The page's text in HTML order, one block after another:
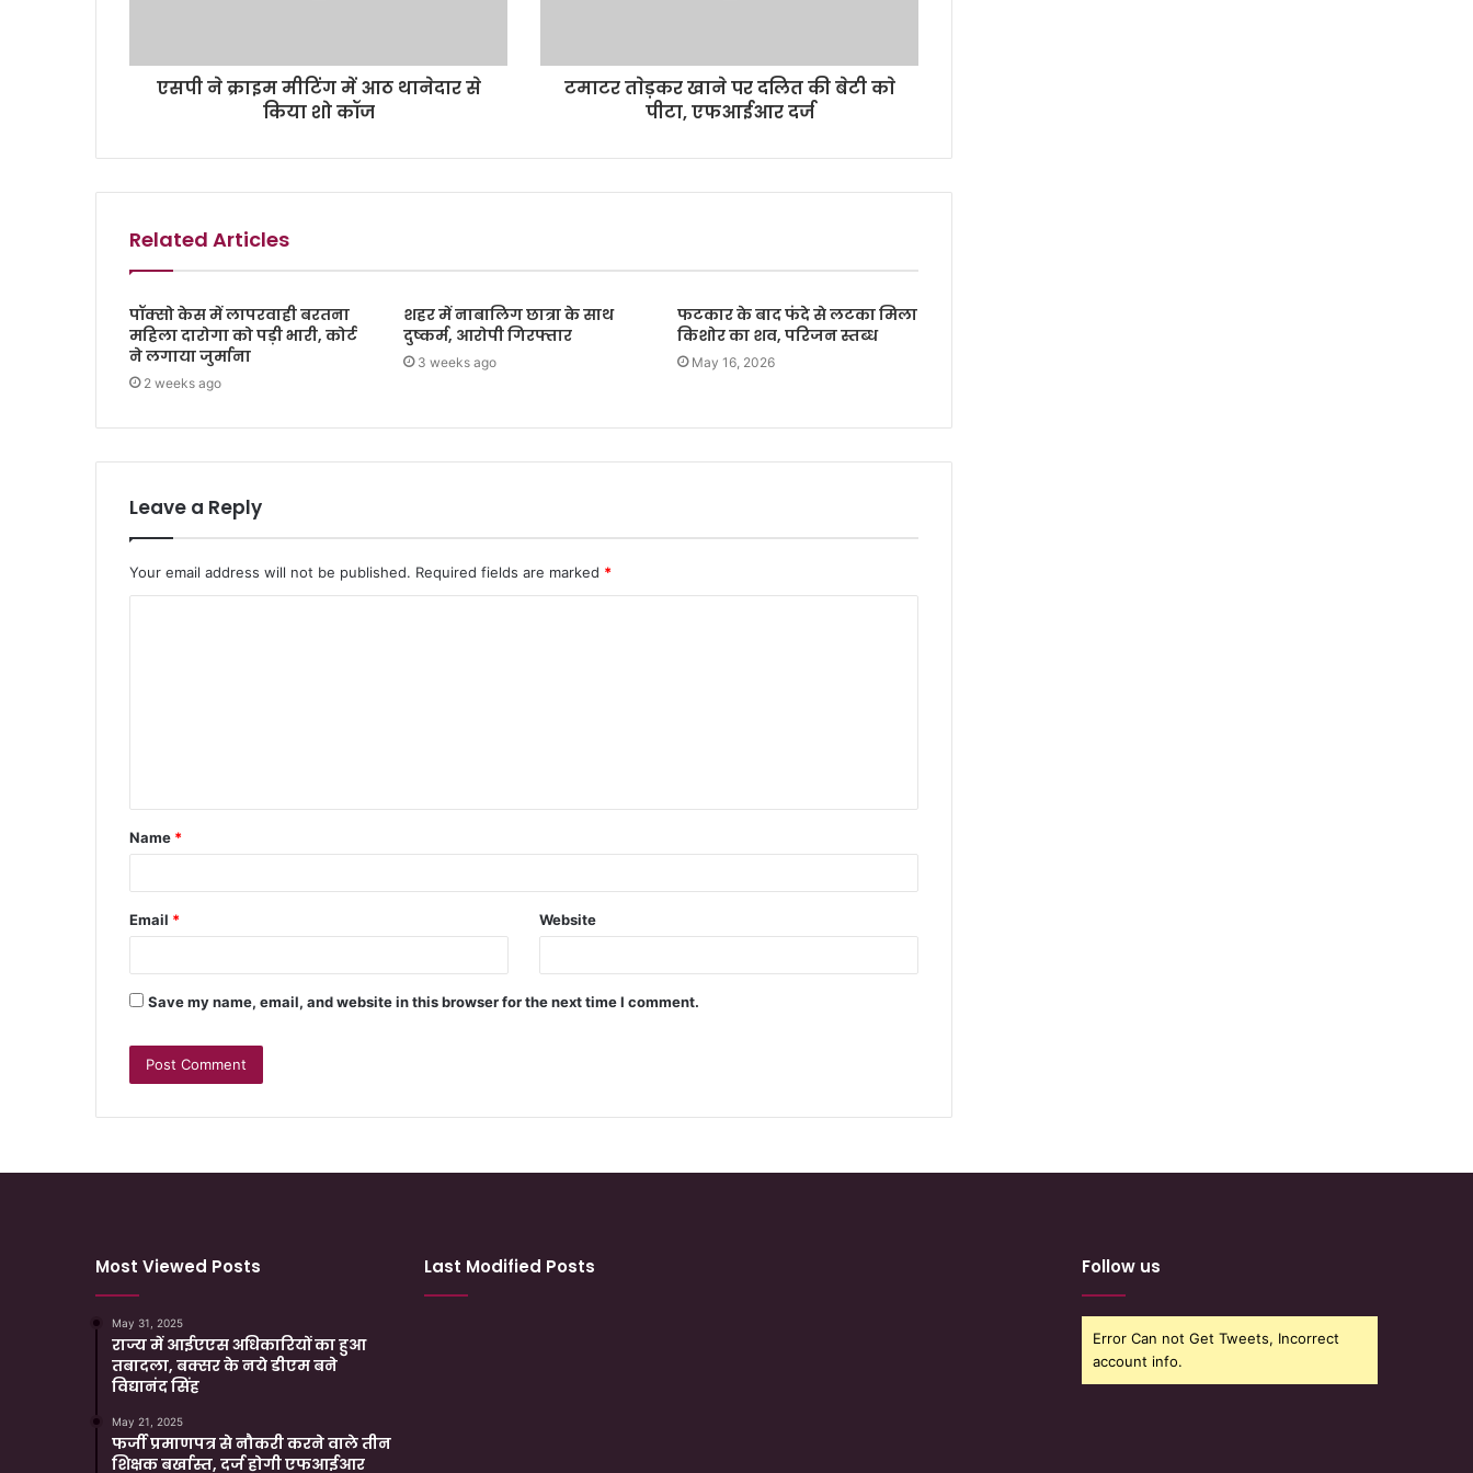
एसपी ने क्राइम मीटिंग में आठ थानेदार से
किया शो कॉज
टमाटर ताेड़कर खाने पर दलित की बेटी काे
पीटा, एफआईआर दर्ज
Related Articles
पॉक्सो केस में लापरवाही बरतना
महिला दारोगा को पड़ी भारी, कोर्ट
ने लगाया जुर्माना
2 weeks ago
शहर में नाबालिग छात्रा के साथ
दुष्कर्म, आरोपी गिरफ्तार
3 weeks ago
फटकार के बाद फंदे से लटका मिला
किशोर का शव, परिजन स्तब्ध
May 16, 2026
Leave a Reply
Your email address will not be published. Required fields are marked *
Name *
Email * Website
Save my name, email, and website in this browser for the next time I comment.
Most Viewed Posts
May 31, 2025
राज्य में आईएएस अधिकारियों का हुआ
तबादला, बक्सर के नये डीएम बने
विद्यानंद सिंह
May 21, 2025
फर्जी प्रमाणपत्र से नौकरी करने वाले तीन
शिक्षक बर्खास्त, दर्ज होगी एफआईआर
Last Modified Posts Follow us
Error Can not Get Tweets, Incorrect
account info.